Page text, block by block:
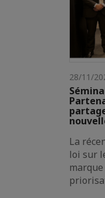
28/11/
La
loi sur